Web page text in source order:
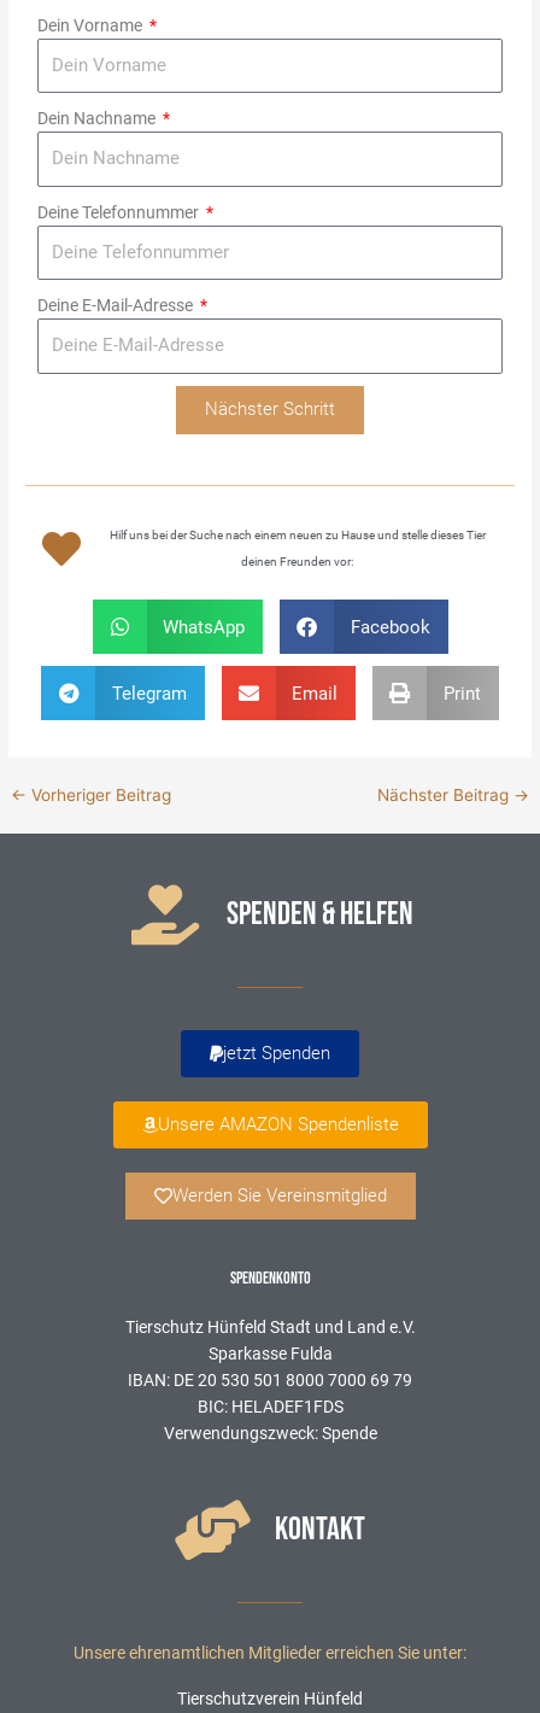
Dein Vorname
Dein Nachname
Deine Telefonnummer
Deine E-Mail-Adresse
Nächster Schritt
Hilf uns bei der Suche nach einem neuen zu Hause und stelle dieses Tier
deinen Freunden vor:
WhatsApp Facebook
Telegram Email Print
← Vorheriger Beitrag Nächster Beitrag →
SPENDEN & HELFEN
jetzt Spenden
Unsere AMAZON Spendenliste
Werden Sie Vereinsmitglied
SPENDENKONTO
Tierschutz Hünfeld Stadt und Land e.V.
Sparkasse Fulda
IBAN: DE 20 530 501 8000 7000 69 79
BIC: HELADEF1FDS
Verwendungszweck: Spende
KONTAKT
Unsere ehrenamtlichen Mitglieder erreichen Sie unter:
Tierschutzverein Hünfeld